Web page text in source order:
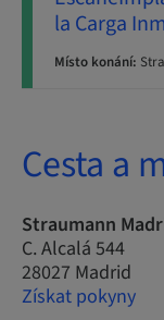
la Carga
Místo konání:
Cesta a
Straumann
C. Alcalá 544
28027 Madrid
Získat pokyny